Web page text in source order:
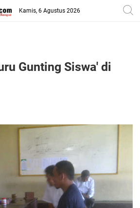
Kamis, 6 Agustus 2026
Gunting Siswa' di